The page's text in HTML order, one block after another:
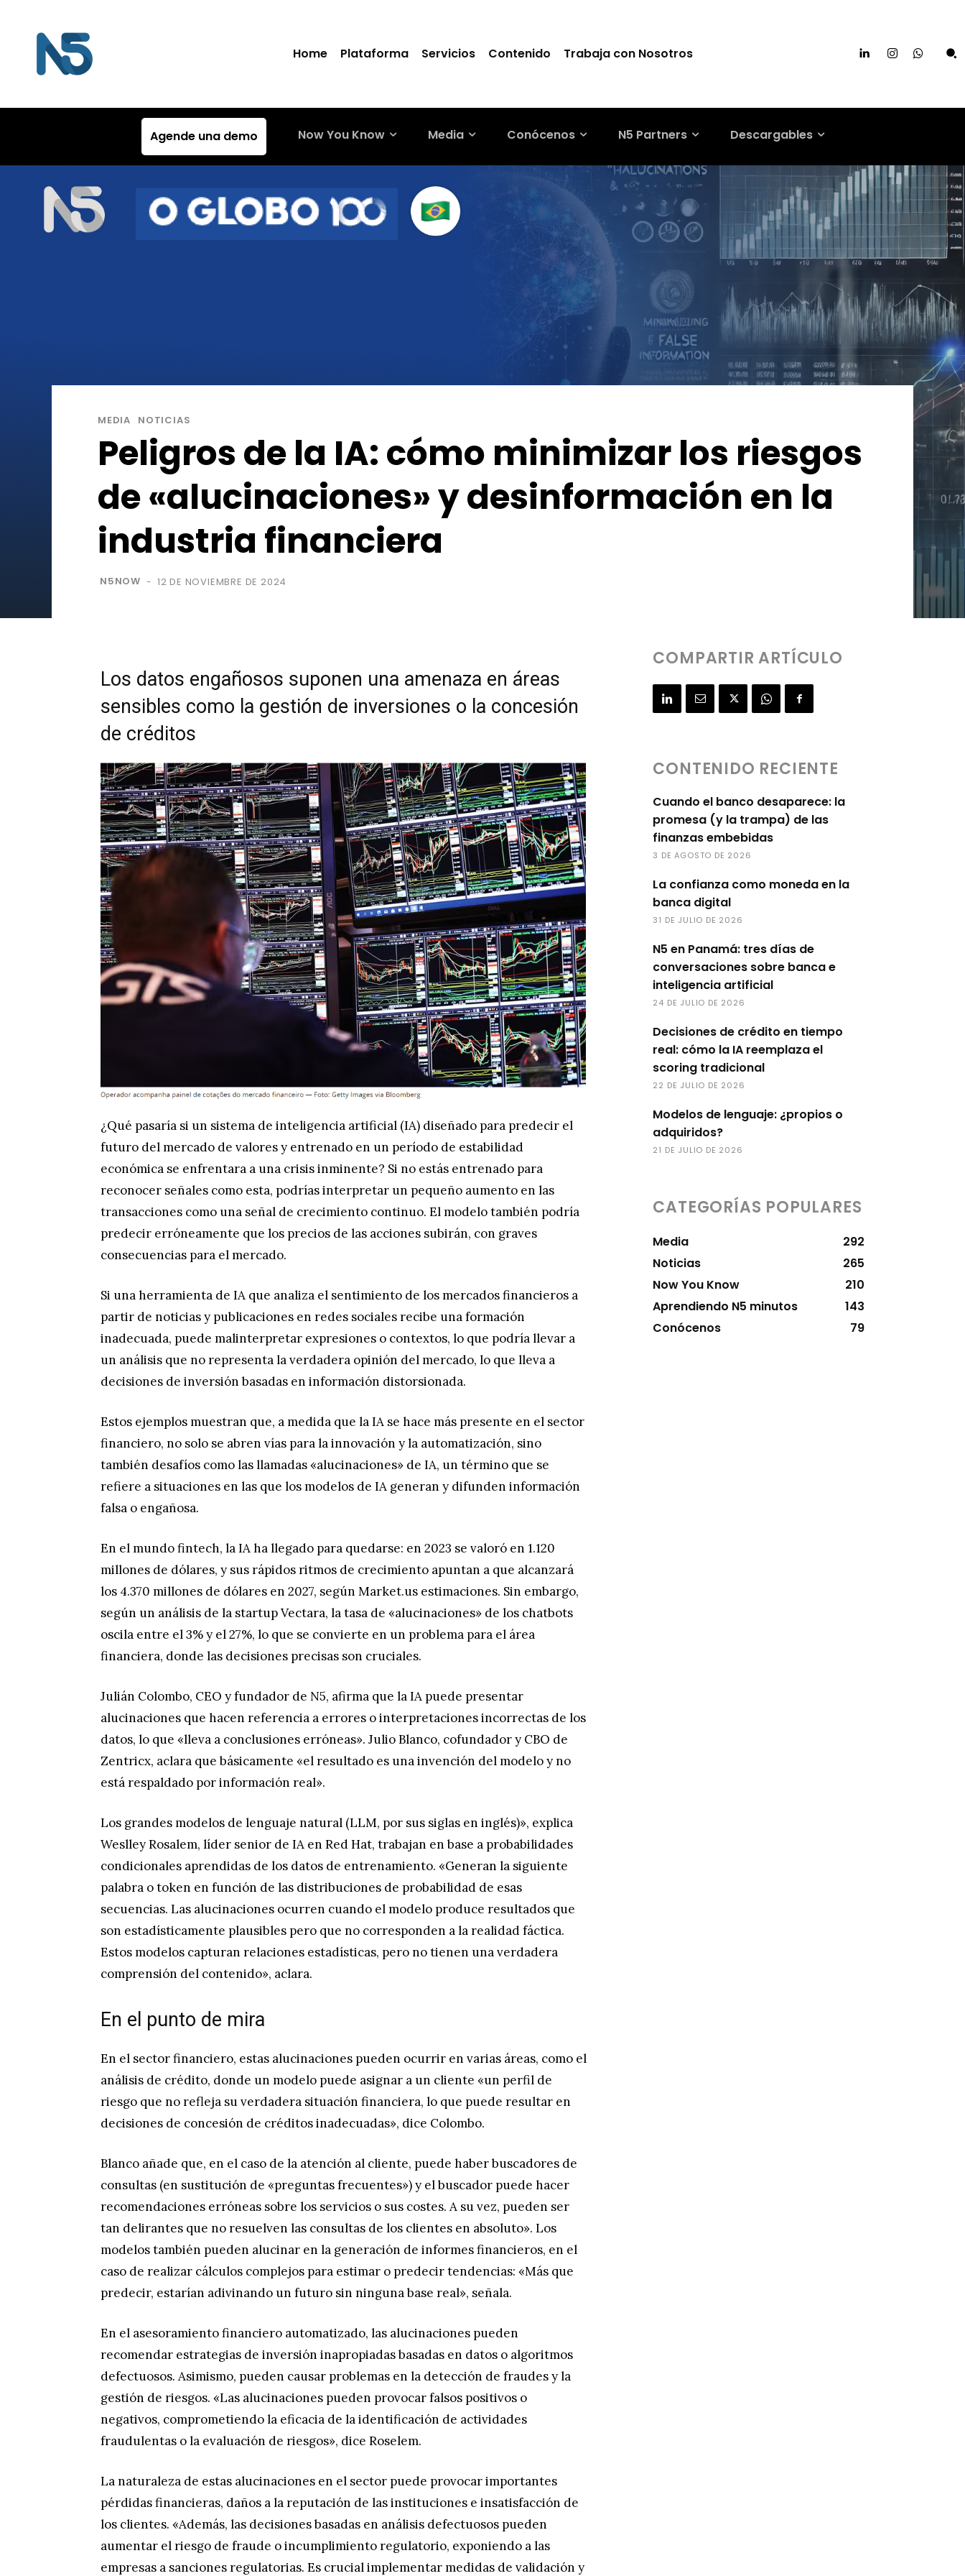
Home Plataforma Servicios Contenido Trabaja con Nosotros
Agende una demo Now You Know Media Conócenos N5 Partners Descargables
MEDIA NOTICIAS
Peligros de la IA: cómo minimizar los riesgos
de «alucinaciones» y desinformación en la
industria financiera
N5NOW - 12 DE NOVIEMBRE DE 2024
Los datos engañosos suponen una amenaza en áreas
sensibles como la gestión de inversiones o la concesión
de créditos
¿Qué pasaría si un sistema de inteligencia artificial (IA) diseñado para predecir el
futuro del mercado de valores y entrenado en un período de estabilidad
económica se enfrentara a una crisis inminente? Si no estás entrenado para
reconocer señales como esta, podrías interpretar un pequeño aumento en las
transacciones como una señal de crecimiento continuo. El modelo también podría
predecir erróneamente que los precios de las acciones subirán, con graves
consecuencias para el mercado.
Si una herramienta de IA que analiza el sentimiento de los mercados financieros a
partir de noticias y publicaciones en redes sociales recibe una formación
inadecuada, puede malinterpretar expresiones o contextos, lo que podría llevar a
un análisis que no representa la verdadera opinión del mercado, lo que lleva a
decisiones de inversión basadas en información distorsionada.
Estos ejemplos muestran que, a medida que la IA se hace más presente en el sector
financiero, no solo se abren vías para la innovación y la automatización, sino
también desafíos como las llamadas «alucinaciones» de IA, un término que se
refiere a situaciones en las que los modelos de IA generan y difunden información
falsa o engañosa.
En el mundo fintech, la IA ha llegado para quedarse: en 2023 se valoró en 1.120
millones de dólares, y sus rápidos ritmos de crecimiento apuntan a que alcanzará
los 4.370 millones de dólares en 2027, según Market.us estimaciones. Sin embargo,
según un análisis de la startup Vectara, la tasa de «alucinaciones» de los chatbots
oscila entre el 3% y el 27%, lo que se convierte en un problema para el área
financiera, donde las decisiones precisas son cruciales.
Julián Colombo, CEO y fundador de N5, afirma que la IA puede presentar
alucinaciones que hacen referencia a errores o interpretaciones incorrectas de los
datos, lo que «lleva a conclusiones erróneas». Julio Blanco, cofundador y CBO de
Zentricx, aclara que básicamente «el resultado es una invención del modelo y no
está respaldado por información real».
Los grandes modelos de lenguaje natural (LLM, por sus siglas en inglés)», explica
Weslley Rosalem, líder senior de IA en Red Hat, trabajan en base a probabilidades
condicionales aprendidas de los datos de entrenamiento. «Generan la siguiente
palabra o token en función de las distribuciones de probabilidad de esas
secuencias. Las alucinaciones ocurren cuando el modelo produce resultados que
son estadísticamente plausibles pero que no corresponden a la realidad fáctica.
Estos modelos capturan relaciones estadísticas, pero no tienen una verdadera
comprensión del contenido», aclara.
En el punto de mira
En el sector financiero, estas alucinaciones pueden ocurrir en varias áreas, como el
análisis de crédito, donde un modelo puede asignar a un cliente «un perfil de
riesgo que no refleja su verdadera situación financiera, lo que puede resultar en
decisiones de concesión de créditos inadecuadas», dice Colombo.
Blanco añade que, en el caso de la atención al cliente, puede haber buscadores de
consultas (en sustitución de «preguntas frecuentes») y el buscador puede hacer
recomendaciones erróneas sobre los servicios o sus costes. A su vez, pueden ser
tan delirantes que no resuelven las consultas de los clientes en absoluto». Los
modelos también pueden alucinar en la generación de informes financieros, en el
caso de realizar cálculos complejos para estimar o predecir tendencias: «Más que
predecir, estarían adivinando un futuro sin ninguna base real», señala.
En el asesoramiento financiero automatizado, las alucinaciones pueden
recomendar estrategias de inversión inapropiadas basadas en datos o algoritmos
defectuosos. Asimismo, pueden causar problemas en la detección de fraudes y la
gestión de riesgos. «Las alucinaciones pueden provocar falsos positivos o
negativos, comprometiendo la eficacia de la identificación de actividades
fraudulentas o la evaluación de riesgos», dice Roselem.
La naturaleza de estas alucinaciones en el sector puede provocar importantes
pérdidas financieras, daños a la reputación de las instituciones e insatisfacción de
los clientes. «Además, las decisiones basadas en análisis defectuosos pueden
aumentar el riesgo de fraude o incumplimiento regulatorio, exponiendo a las
empresas a sanciones regulatorias. Es crucial implementar medidas de validación y
COMPARTIR ARTÍCULO
CONTENIDO RECIENTE
Cuando el banco desaparece: la
promesa (y la trampa) de las
finanzas embebidas
3 DE AGOSTO DE 2026
La confianza como moneda en la
banca digital
31 DE JULIO DE 2026
N5 en Panamá: tres días de
conversaciones sobre banca e
inteligencia artificial
24 DE JULIO DE 2026
Decisiones de crédito en tiempo
real: cómo la IA reemplaza el
scoring tradicional
22 DE JULIO DE 2026
Modelos de lenguaje: ¿propios o
adquiridos?
21 DE JULIO DE 2026
CATEGORÍAS POPULARES
Media
292
Noticias
265
Now You Know
210
Aprendiendo N5 minutos
143
Conócenos
79